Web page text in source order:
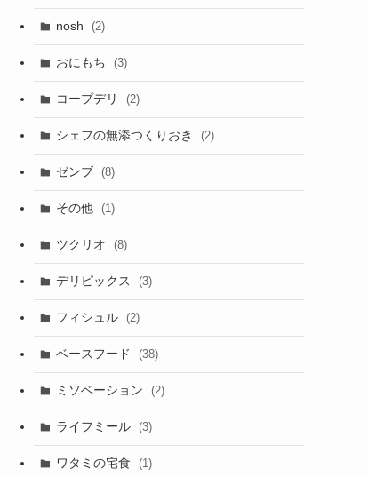
nosh (2)
おにもち (3)
コープデリ (2)
シェフの無添つくりおき (2)
ゼンブ (8)
その他 (1)
ツクリオ (8)
デリピックス (3)
フィシュル (2)
ベースフード (38)
ミソベーション (2)
ライフミール (3)
ワタミの宅食 (1)